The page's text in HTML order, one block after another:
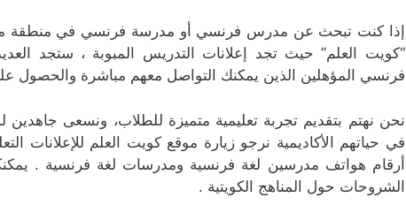
إذا كنت تبحث عن مدرس فرنسي أو مدرسة فرنسي في منطقة
“كويت العلم” حيث تجد إعلانات التدريس المبوبة ، ستجد
فرنسي المؤهلين الذين يمكنك التواصل معهم مباشرة والحصول
نحن نهتم بتقديم تجربة تعليمية متميزة للطلاب، ونسعى جاهدين
في حياتهم الأكاديمية نرجو زيارة موقع كويت العلم للإعلانات
أرقام هواتف مدرسين لغة فرنسية ومدرسات لغة فرنسية .
الشروحات حول المناهج الكويتية .